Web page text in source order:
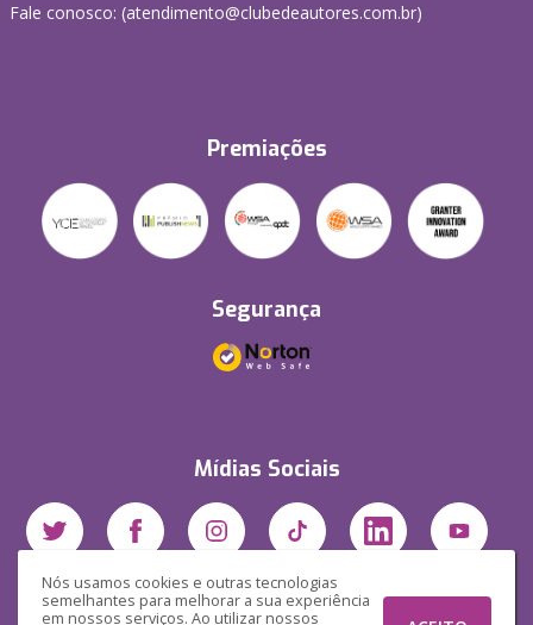
Nós usamos cookies e outras tecnologias
semelhantes para melhorar a sua experiência
em nossos serviços. Ao utilizar nossos
Fale conosco: (atendimento@clubedeautores.com.br)
Premiações
Segurança
Mídias Sociais